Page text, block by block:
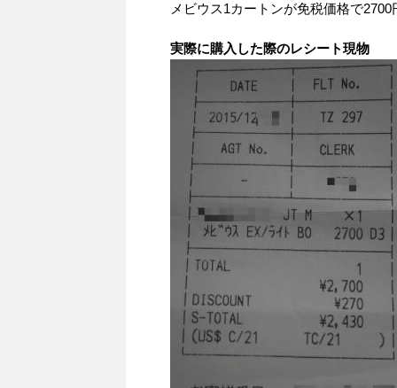
メビウス1カートンが免税価格で
実際に購入した際のレシート現物